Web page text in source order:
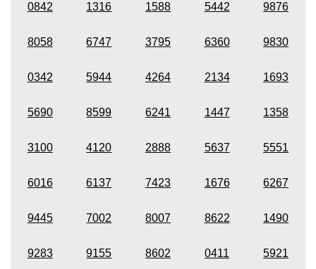
0842 1316 1588 5442 9876
8058 6747 3795 6360 9830
0342 5944 4264 2134 1693
5690 8599 6241 1447 1358
3100 4120 2888 5637 5551
6016 6137 7423 1676 6267
9445 7002 8007 8622 1490
9283 9155 8602 0411 5921